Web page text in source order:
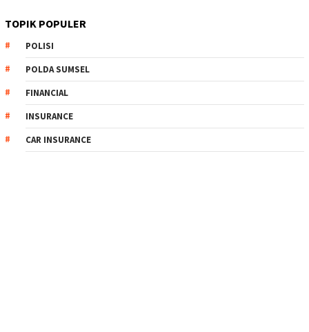
TOPIK POPULER
POLISI
POLDA SUMSEL
FINANCIAL
INSURANCE
CAR INSURANCE